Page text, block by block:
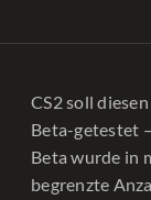
CS2 soll
Beta-getestet
Beta wurde in
begrenzte